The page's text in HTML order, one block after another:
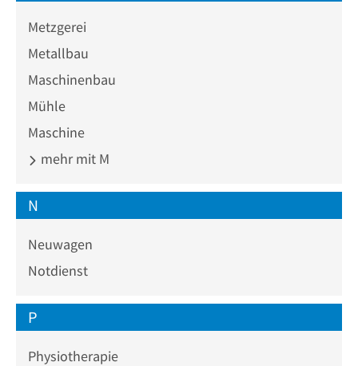
Metzgerei
Metallbau
Maschinenbau
Mühle
Maschine
mehr mit M
N
Neuwagen
Notdienst
P
Physiotherapie